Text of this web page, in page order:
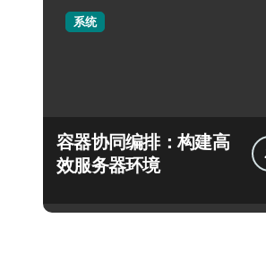
系统
容器协同编排：构建高
效服务器环境